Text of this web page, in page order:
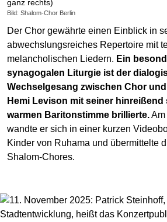
ganz rechts)
Bild: Shalom-Chor Berlin
Der Chor gewährte einen Einblick in
abwechslungsreiches Repertoire mit
melancholischen Liedern. Ein
synagogalen Liturgie ist der
Wechselgesang zwischen Chor
Hemi Levison mit seiner hinreißend
warmen Baritonstimme brillierte.Am
wandte er sich in einer kurzen
Kinder von Ruhama und übermittelte
Shalom-Chores.